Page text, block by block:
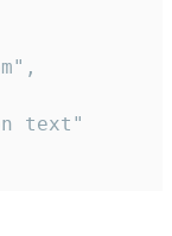
text"